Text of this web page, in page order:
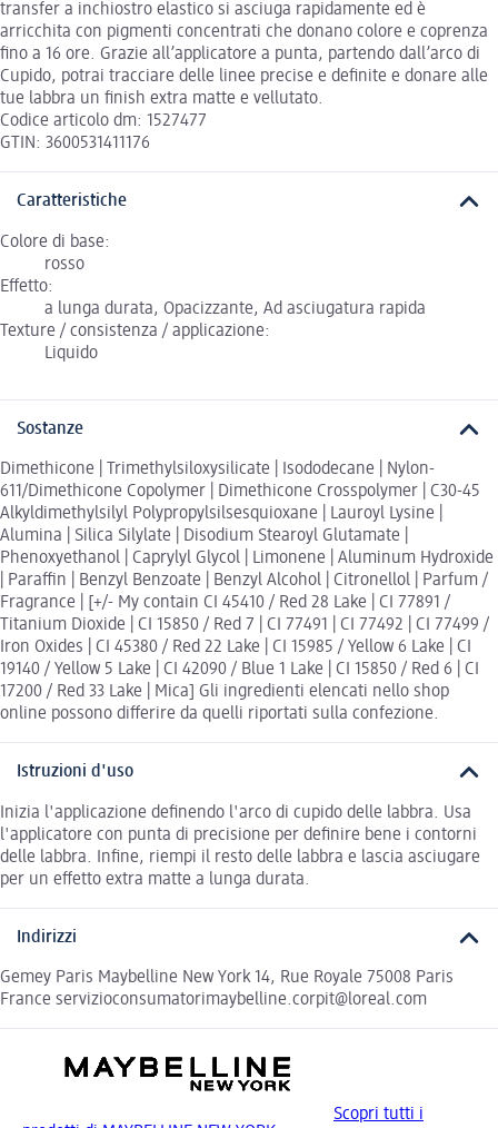
transfer a inchiostro elastico si asciuga rapidamente ed è
arricchita con pigmenti concentrati che donano colore e coprenza
fino a 16 ore. Grazie all’applicatore a punta, partendo dall’arco di
Cupido, potrai tracciare delle linee precise e definite e donare alle
tue labbra un finish extra matte e vellutato.
Codice articolo dm: 1527477
GTIN: 3600531411176
Caratteristiche
Colore di base:
rosso
Effetto:
a lunga durata, Opacizzante, Ad asciugatura rapida
Texture / consistenza / applicazione:
Liquido
Sostanze
Dimethicone | Trimethylsiloxysilicate | Isododecane | Nylon-
611/Dimethicone Copolymer | Dimethicone Crosspolymer | C30-45
Alkyldimethylsilyl Polypropylsilsesquioxane | Lauroyl Lysine |
Alumina | Silica Silylate | Disodium Stearoyl Glutamate |
Phenoxyethanol | Caprylyl Glycol | Limonene | Aluminum Hydroxide
| Paraffin | Benzyl Benzoate | Benzyl Alcohol | Citronellol | Parfum /
Fragrance | [+/- My contain CI 45410 / Red 28 Lake | CI 77891 /
Titanium Dioxide | CI 15850 / Red 7 | CI 77491 | CI 77492 | CI 77499 /
Iron Oxides | CI 45380 / Red 22 Lake | CI 15985 / Yellow 6 Lake | CI
19140 / Yellow 5 Lake | CI 42090 / Blue 1 Lake | CI 15850 / Red 6 | CI
17200 / Red 33 Lake | Mica] Gli ingredienti elencati nello shop
online possono differire da quelli riportati sulla confezione.
Istruzioni d'uso
Inizia l'applicazione definendo l'arco di cupido delle labbra. Usa
l'applicatore con punta di precisione per definire bene i contorni
delle labbra. Infine, riempi il resto delle labbra e lascia asciugare
per un effetto extra matte a lunga durata.
Indirizzi
Gemey Paris Maybelline New York 14, Rue Royale 75008 Paris
France servizioconsumatorimaybelline.corpit@loreal.com
Scopri tutti i